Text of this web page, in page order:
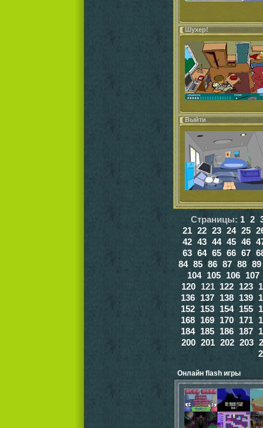
Шухер!
Выйти
Страницы: 1 2
21 22 23 24 25
42 43 44 45 46
63 64 65 66 67
84 85 86 87 88 89
104 105 106 107
120 121 122 123
136 137 138 139
152 153 154 155
168 169 170 171
184 185 186 187
200 201 202 203
Онлайн flash игры